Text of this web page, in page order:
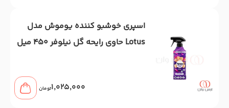
اسپری خوشبو کننده یوموش مدل
Lotus حاوی رایحه گل نیلوفر 450 میل
1,025,000تومان